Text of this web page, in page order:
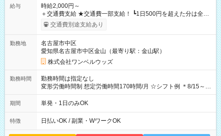
給与
時給2,000円～
＋交通費支給 ★交通費一部支給！ ┗1日500円を超えた分は全額
支給！ ※往復500円以内の方は自己負担となります ★日払い
OK！（規定あり） ┗働いたその日に現金GET♪ お仕事後はコン
期間なし
交通費別途支給あり
勤務地
名古屋市中区
愛知県名古屋市中区金山（最寄り駅：金山駅）
株式会社ワンベルウッズ
勤務時間
勤務時間は指定なし
変形労働時間制 想定労働時間170時間/月 ☆シフト例 ＊8/15～
10/26 全日共通 08：00～12：00 17：00～21：00 ＊8/31
～9/19のみ下記シフトもあります！ 12：00～16：00 ＊9/6～
00
期間 単発・1日のみOK
特徴 日払いOK / 副業・WワークOK